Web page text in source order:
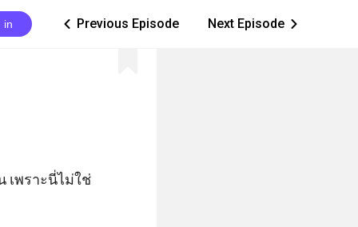
in ic_arrow_left Previous Episode Next Episode ic_arrow_right
พราะนี่ไม่ใช่